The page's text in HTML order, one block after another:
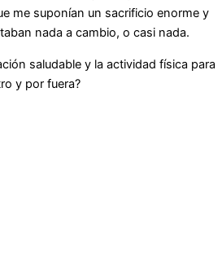
me suponían un sacrificio enorme y
nada a cambio, o casi nada.
saludable y la actividad física para
y por fuera?